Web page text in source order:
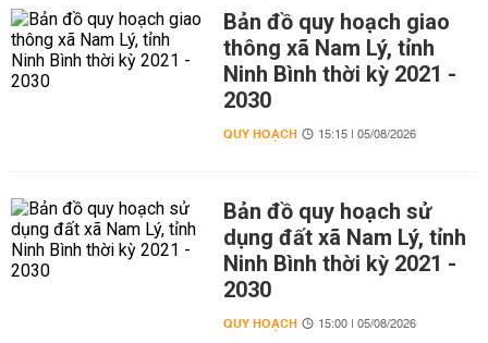
Bản đồ quy hoạch giao
thông xã Nam Lý, tỉnh
Ninh Bình thời kỳ 2021 -
2030
QUY HOẠCH 15:15 | 05/08/2026
Bản đồ quy hoạch sử
dụng đất xã Nam Lý, tỉnh
Ninh Bình thời kỳ 2021 -
2030
QUY HOẠCH 15:00 | 05/08/2026